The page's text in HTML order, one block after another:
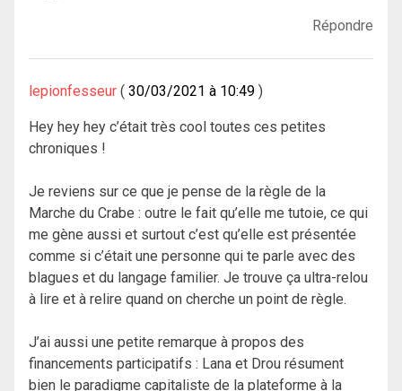
Répondre
lepionfesseur 30/03/2021 à 10:49
Hey hey hey c’était très cool toutes ces petites
chroniques !
Je reviens sur ce que je pense de la règle de la
Marche du Crabe : outre le fait qu’elle me tutoie, ce qui
me gène aussi et surtout c’est qu’elle est présentée
comme si c’était une personne qui te parle avec des
blagues et du langage familier. Je trouve ça ultra-relou
à lire et à relire quand on cherche un point de règle.
J’ai aussi une petite remarque à propos des
financements participatifs : Lana et Drou résument
bien le paradigme capitaliste de la plateforme à la